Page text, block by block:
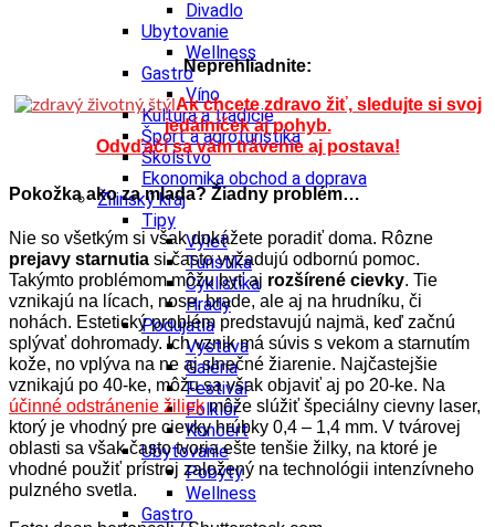
Divadlo
Ubytovanie
Wellness
Gastro
Víno
Kultúra a tradície
Šport a agroturistika
Školstvo
Ekonomika obchod a doprava
Žilinský kraj
Tipy
Výlet
Turistika
Cyklistika
Hrady
Podujatia
Výstava
Galéria
Festival
Folklór
Koncert
Ubytovanie
Pobyty
Wellness
Gastro
Neprehliadnite:
Ak chcete zdravo žiť, sledujte si svoj
jedálniček aj pohyb.
Odvďačí sa vám trávenie aj postava!
Pokožka ako za mlada? Žiadny problém…
Nie so všetkým si však dokážete poradiť doma. Rôzne
prejavy starnutia si často vyžadujú odbornú pomoc.
Takýmto problémom môžu byť aj rozšírené cievky. Tie
vznikajú na lícach, nose, brade, ale aj na hrudníku, či
nohách. Estetický problém predstavujú najmä, keď začnú
splývať dohromady. Ich vznik má súvis s vekom a starnutím
kože, no vplýva na ne aj slnečné žiarenie. Najčastejšie
vznikajú po 40-ke, môžu sa však objaviť aj po 20-ke. Na
účinné odstránenie žiliekmôže slúžiť špeciálny cievny laser,
ktorý je vhodný pre cievky hrúbky 0,4 – 1,4 mm. V tvárovej
oblasti sa však často tvoria ešte tenšie žilky, na ktoré je
vhodné použiť prístroj založený na technológii intenzívneho
pulzného svetla.